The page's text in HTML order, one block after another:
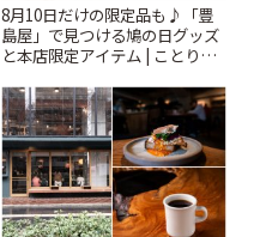
8月10日だけの限定品も♪「豊
島屋」で見つける鳩の日グッズ
と本店限定アイテム | ことりっ